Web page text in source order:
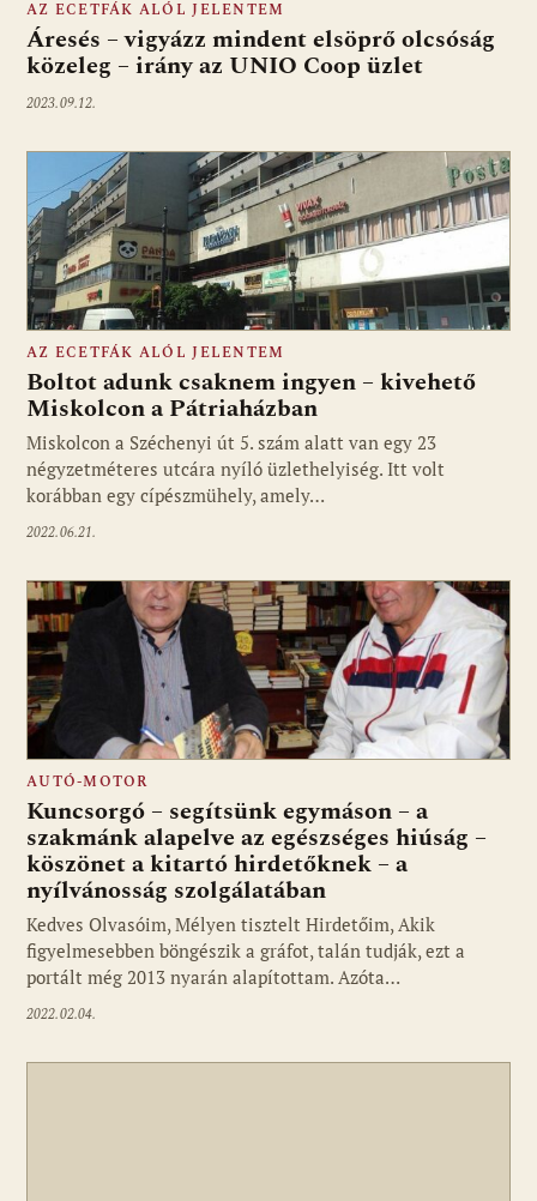
AZ ECETFÁK ALÓL JELENTEM
Áresés – vigyázz mindent elsöprő olcsóság
közeleg – irány az UNIO Coop üzlet
2023.09.12.
AZ ECETFÁK ALÓL JELENTEM
Boltot adunk csaknem ingyen – kivehető
Miskolcon a Pátriaházban
Miskolcon a Széchenyi út 5. szám alatt van egy 23
négyzetméteres utcára nyíló üzlethelyiség. Itt volt
korábban egy cípészmühely, amely…
2022.06.21.
AUTÓ-MOTOR
Kuncsorgó – segítsünk egymáson – a
szakmánk alapelve az egészséges hiúság –
köszönet a kitartó hirdetőknek – a
nyílvánosság szolgálatában
Kedves Olvasóim, Mélyen tisztelt Hirdetőim, Akik
figyelmesebben böngészik a gráfot, talán tudják, ezt a
portált még 2013 nyarán alapítottam. Azóta…
2022.02.04.